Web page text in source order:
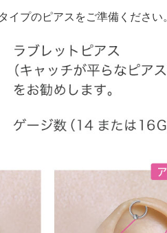
プのピアスをご準備ください。